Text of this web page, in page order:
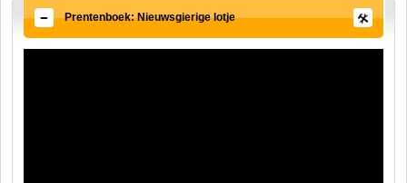
Prentenboek: Nieuwsgierige lotje